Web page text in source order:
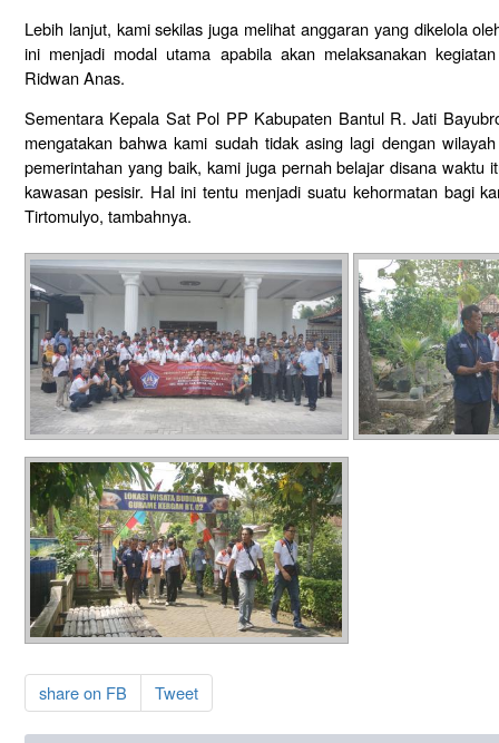
Lebih lanjut, kami sekilas juga melihat anggaran yang dikelola
ini menjadi modal utama apabila akan melaksanakan
Ridwan Anas.
Sementara Kepala Sat Pol PP Kabupaten Bantul R. Jati
mengatakan bahwa kami sudah tidak asing lagi dengan
pemerintahan yang baik, kami juga pernah belajar disana waktu
kawasan pesisir. Hal ini tentu menjadi suatu kehormatan bagi
Tirtomulyo, tambahnya.
share on FB Tweet